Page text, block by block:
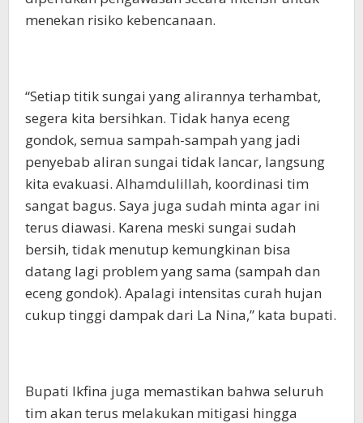
menekan risiko kebencanaan.
“Setiap titik sungai yang alirannya terhambat,
segera kita bersihkan. Tidak hanya eceng
gondok, semua sampah-sampah yang jadi
penyebab aliran sungai tidak lancar, langsung
kita evakuasi. Alhamdulillah, koordinasi tim
sangat bagus. Saya juga sudah minta agar ini
terus diawasi. Karena meski sungai sudah
bersih, tidak menutup kemungkinan bisa
datang lagi problem yang sama (sampah dan
eceng gondok). Apalagi intensitas curah hujan
cukup tinggi dampak dari La Nina,” kata bupati.
Bupati Ikfina juga memastikan bahwa seluruh
tim akan terus melakukan mitigasi hingga